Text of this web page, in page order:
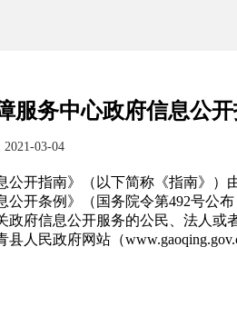
服务中心政府信息公
2021-03-04
公开指南》（以下简称《指南》）
开条例》（国务院令第492号公布
府信息公开服务的公民、法人或
人民政府网站（